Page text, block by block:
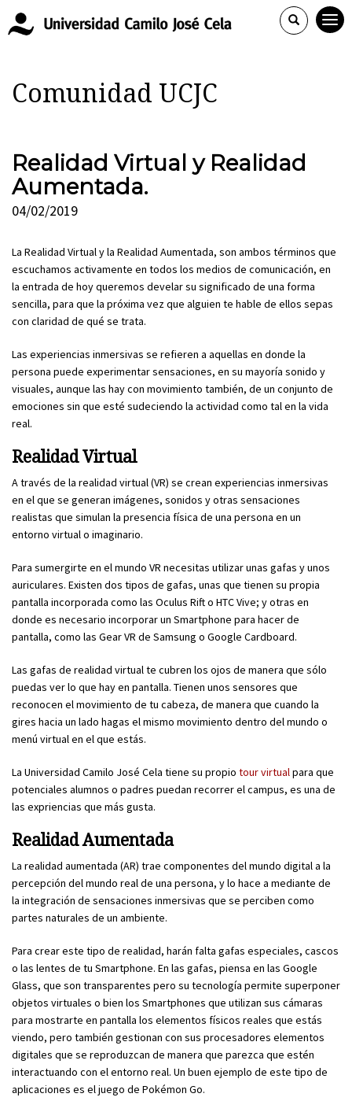
Comunidad UCJC
Realidad Virtual y Realidad
Aumentada.
04/02/2019
La Realidad Virtual y la Realidad Aumentada, son ambos términos que
escuchamos activamente en todos los medios de comunicación, en
la entrada de hoy queremos develar su significado de una forma
sencilla, para que la próxima vez que alguien te hable de ellos sepas
con claridad de qué se trata.
Las experiencias inmersivas se refieren a aquellas en donde la
persona puede experimentar sensaciones, en su mayoría sonido y
visuales, aunque las hay con movimiento también, de un conjunto de
emociones sin que esté sudeciendo la actividad como tal en la vida
real.
Realidad Virtual
A través de la realidad virtual (VR) se crean experiencias inmersivas
en el que se generan imágenes, sonidos y otras sensaciones
realistas que simulan la presencia física de una persona en un
entorno virtual o imaginario.
Para sumergirte en el mundo VR necesitas utilizar unas gafas y unos
auriculares. Existen dos tipos de gafas, unas que tienen su propia
pantalla incorporada como las Oculus Rift o HTC Vive; y otras en
donde es necesario incorporar un Smartphone para hacer de
pantalla, como las Gear VR de Samsung o Google Cardboard.
Las gafas de realidad virtual te cubren los ojos de manera que sólo
puedas ver lo que hay en pantalla. Tienen unos sensores que
reconocen el movimiento de tu cabeza, de manera que cuando la
gires hacia un lado hagas el mismo movimiento dentro del mundo o
menú virtual en el que estás.
La Universidad Camilo José Cela tiene su propio tour virtualpara que
potenciales alumnos o padres puedan recorrer el campus, es una de
las expriencias que más gusta.
Realidad Aumentada
La realidad aumentada (AR) trae componentes del mundo digital a la
percepción del mundo real de una persona, y lo hace a mediante de
la integración de sensaciones inmersivas que se perciben como
partes naturales de un ambiente.
Para crear este tipo de realidad, harán falta gafas especiales, cascos
o las lentes de tu Smartphone. En las gafas, piensa en las Google
Glass, que son transparentes pero su tecnología permite superponer
objetos virtuales o bien los Smartphones que utilizan sus cámaras
para mostrarte en pantalla los elementos físicos reales que estás
viendo, pero también gestionan con sus procesadores elementos
digitales que se reproduzcan de manera que parezca que estén
interactuando con el entorno real. Un buen ejemplo de este tipo de
aplicaciones es el juego de Pokémon Go.